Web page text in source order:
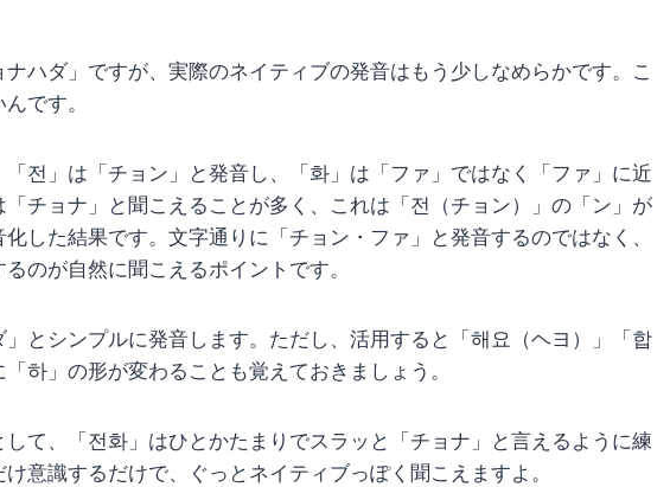
ナハダ」ですが、実際のネイティブの発音はもう少しなめらかです。こ
です。
전」は「チョン」と発音し、「화」は「ファ」ではなく「ファ」に近
チョナ」と聞こえることが多く、これは「전（チョン）」の「ン」が
した結果です。文字通りに「チョン・ファ」と発音するのではなく、
のが自然に聞こえるポイントです。
とシンプルに発音します。ただし、活用すると「해요（ヘヨ）」「합
하」の形が変わることも覚えておきましょう。
て、「전화」はひとかたまりでスラッと「チョナ」と言えるように練
意識するだけで、ぐっとネイティブっぽく聞こえますよ。